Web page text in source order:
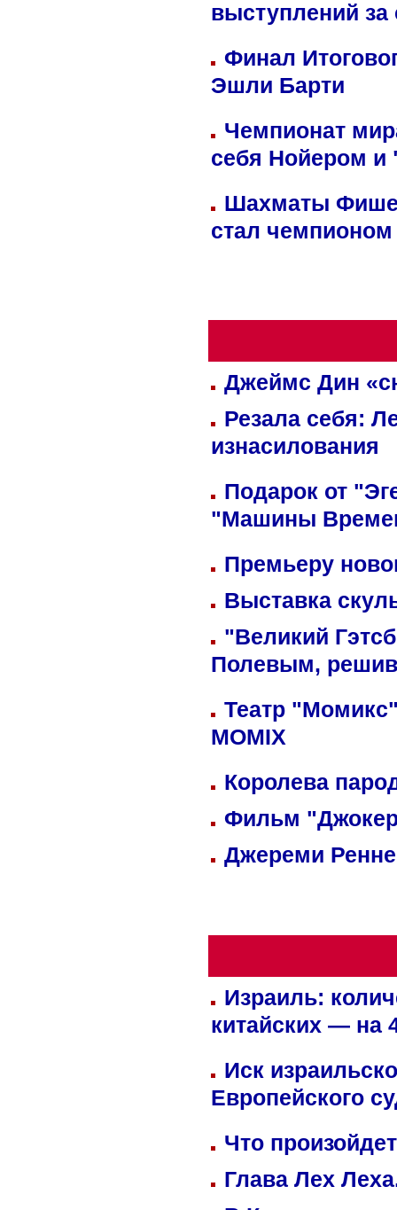
выступлений
Финал
Эшли Барти
Чемпионат
себя Нойером и
Шахматы
стал
Джеймс Дин
Резала себя:
изнасилования
Подарок от
"Машины
Премьеру
Выставка
"Великий
Полевым,
Театр
MOMIX
Королева
Фильм
Джереми
Израиль:
китайских — на
Иск
Европейского
Что
Глава Лех